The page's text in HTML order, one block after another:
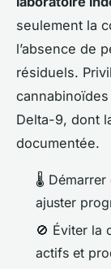
seulement la
l’absence de
résiduels.
Delta-9, dont
documentée.
🌡️ Démarrer
ajuster
🚫 Éviter la
actifs et